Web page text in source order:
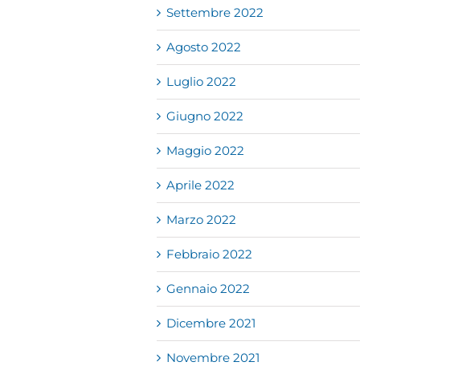
Settembre 2022
Agosto 2022
Luglio 2022
Giugno 2022
Maggio 2022
Aprile 2022
Marzo 2022
Febbraio 2022
Gennaio 2022
Dicembre 2021
Novembre 2021